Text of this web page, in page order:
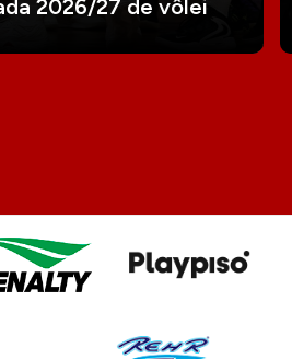
2026/27 de vôlei